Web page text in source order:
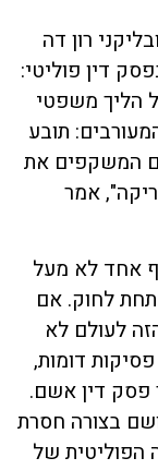
רון דה
דין פוליטי:
הליך משפטי
תובע
המשקפים את
אמר
אחד לא מעל
לחוק. אם
לעולם לא
דומות,
פסק דין אשם.
בצורה חסרת
הפוליטית של